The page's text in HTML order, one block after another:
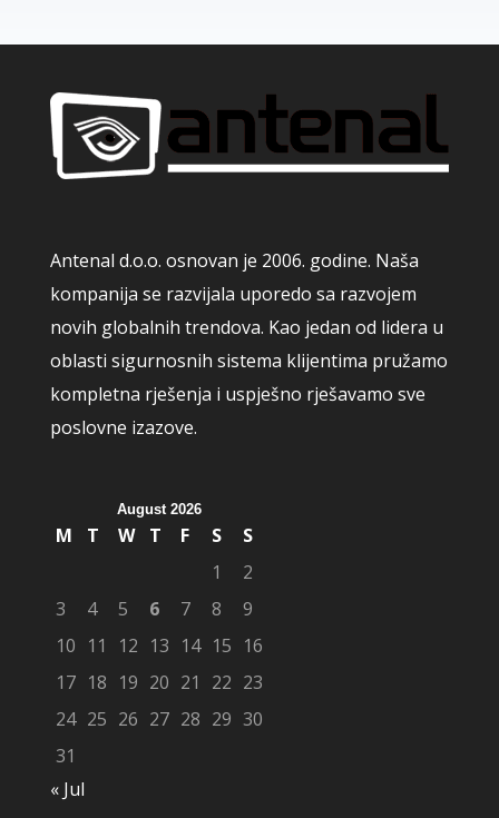
Antenal d.o.o. osnovan je 2006. godine. Naša
kompanija se razvijala uporedo sa razvojem
novih globalnih trendova. Kao jedan od lidera u
oblasti sigurnosnih sistema klijentima pružamo
kompletna rješenja i uspješno rješavamo sve
poslovne izazove.
August 2026
M T W T F S
S
1
2
3
4 5 6 7 8
9
10 11 12 13 14 15 16
17 18 19 20 21 22 23
24 25 26 27 28 29 30
31
« Jul